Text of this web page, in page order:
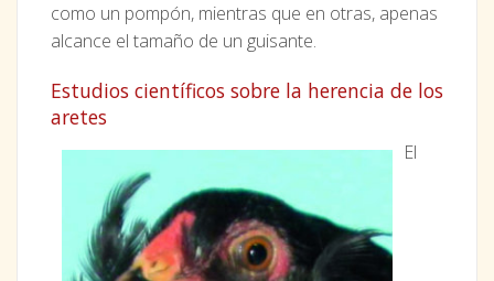
como un pompón, mientras que en otras, apenas
alcance el tamaño de un guisante.
Estudios científicos sobre la herencia de los
aretes
El